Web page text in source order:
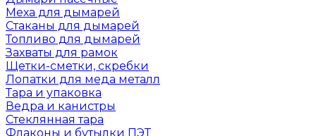
Меха для дымарей
Стаканы для дымарей
Топливо для дымарей
Захваты для рамок
Щетки-сметки, скребки
Лопатки для меда металл
Тара и упаковка
Ведра и канистры
Стеклянная тара
Флаконы и бутылки ПЭТ